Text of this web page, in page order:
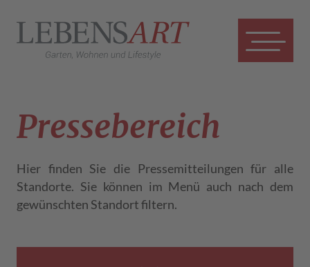
Presse­bereich
Hier finden Sie die Pressemitteilungen für alle
Standorte. Sie können im Menü auch nach dem
gewünschten Standort filtern.